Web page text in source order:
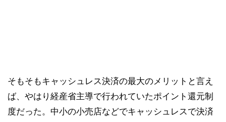
そもそもキャッシュレス決済の最大のメリットと言え
ば、やはり経産省主導で行われていたポイント還元制
度だった。中小の小売店などでキャッシュレスで決済